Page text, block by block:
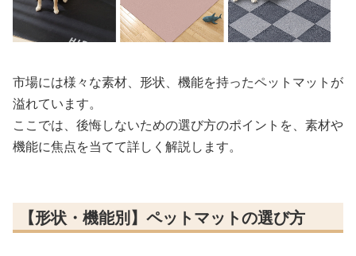
市場には様々な素材、形状、機能を持ったペットマットが
溢れています。
ここでは、後悔しないための選び方のポイントを、素材や
機能に焦点を当てて詳しく解説します。
【形状・機能別】ペットマットの選び方